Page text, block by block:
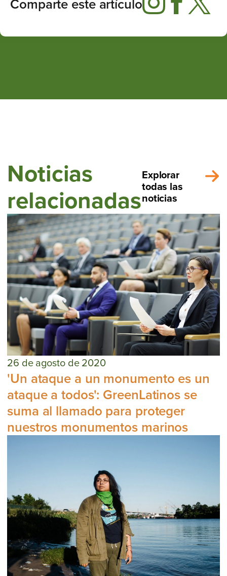
Noticias
relacionadas
Explorar
todas las
noticias
26 de agosto de 2020
'Un ataque a un monumento es un
ataque a todos': GreenLatinos se
suma al llamado para proteger
nuestros monumentos marinos